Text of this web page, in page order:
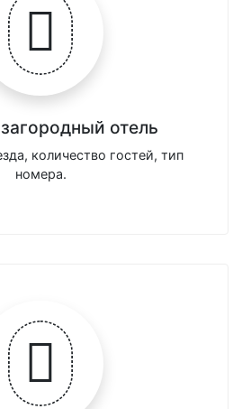
отель
количество гостей, тип
номера.